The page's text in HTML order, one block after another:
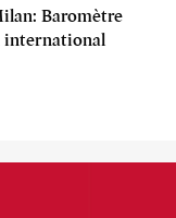
Baromètre
international